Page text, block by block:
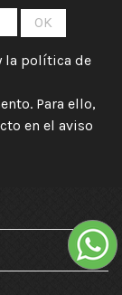
la política de
Para ello,
en el aviso